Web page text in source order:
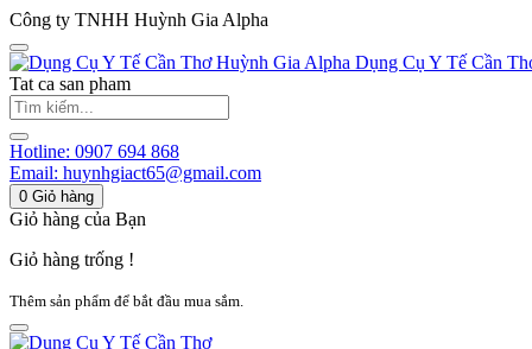
Công ty TNHH Huỳnh Gia Alpha
Huỳnh Gia Alpha Dụng Cụ Y Tế Cần
Tat ca san pham
Hotline: 0907 694 868
Email: huynhgiact65@gmail.com
0 Giỏ hàng
Giỏ hàng của Bạn
Giỏ hàng trống !
Thêm sản phẩm để bắt đầu mua sắm.